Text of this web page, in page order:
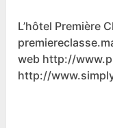
L’hôtel Première
web http://
http://